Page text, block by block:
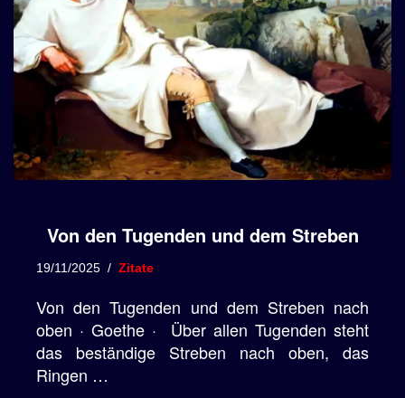
Von den Tugenden und dem Streben
19/11/2025 Zitate
Von den Tugenden und dem Streben nach
oben · Goethe · Über allen Tugenden steht
das beständige Streben nach oben, das
Ringen …